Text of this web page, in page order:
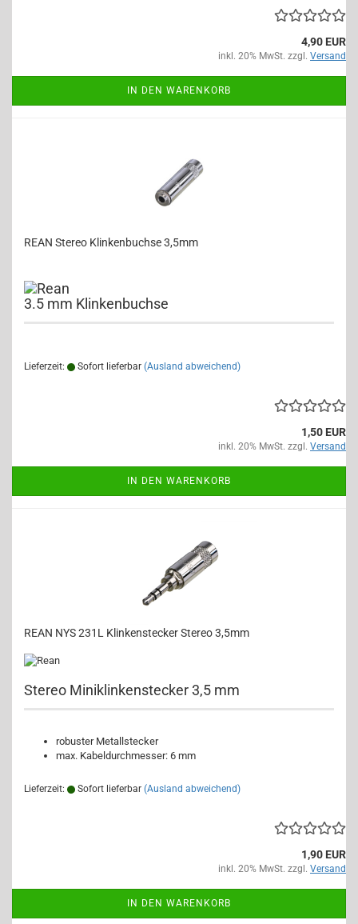
4,90 EUR
inkl. 20% MwSt. zzgl. Versand
IN DEN WARENKORB
REAN Stereo Klinkenbuchse 3,5mm
3.5 mm Klinkenbuchse
Lieferzeit: Sofort lieferbar (Ausland abweichend)
1,50 EUR
inkl. 20% MwSt. zzgl. Versand
IN DEN WARENKORB
REAN NYS 231L Klinkenstecker Stereo 3,5mm
Stereo Miniklinkenstecker 3,5 mm
robuster Metallstecker
max. Kabeldurchmesser: 6 mm
Lieferzeit: Sofort lieferbar (Ausland abweichend)
1,90 EUR
inkl. 20% MwSt. zzgl. Versand
IN DEN WARENKORB